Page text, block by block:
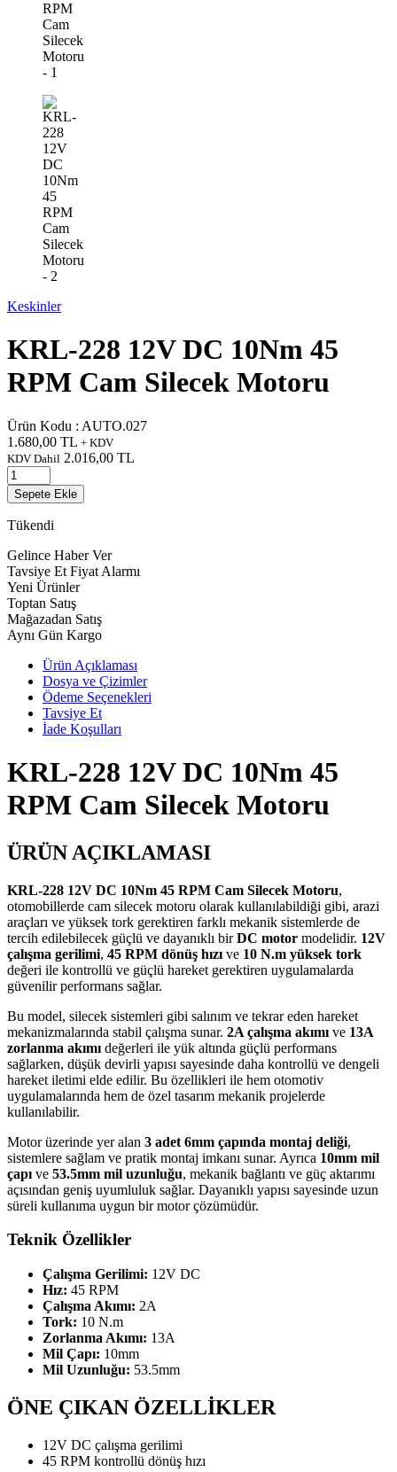
Keskinler
KRL-228 12V DC 10Nm 45
RPM Cam Silecek Motoru
Ürün Kodu : AUTO.027
1.680,00 TL + KDV
KDV Dahil 2.016,00 TL
Sepete Ekle
Tükendi
Gelince Haber Ver
Tavsiye Et Fiyat Alarmı
Yeni Ürünler
Toptan Satış
Mağazadan Satış
Aynı Gün Kargo
Ürün Açıklaması
Dosya ve Çizimler
Ödeme Seçenekleri
Tavsiye Et
İade Koşulları
KRL-228 12V DC 10Nm 45
RPM Cam Silecek Motoru
ÜRÜN AÇIKLAMASI
KRL-228 12V DC 10Nm 45 RPM Cam Silecek Motoru,
otomobillerde cam silecek motoru olarak kullanılabildiği gibi, arazi
araçları ve yüksek tork gerektiren farklı mekanik sistemlerde de
tercih edilebilecek güçlü ve dayanıklı birDC motor modelidir. 12V
çalışma gerilimi, 45 RPM dönüş hızı ve 10 N.m yüksek tork
değeri ile kontrollü ve güçlü hareket gerektiren uygulamalarda
güvenilir performans sağlar.
Bu model, silecek sistemleri gibi salınım ve tekrar eden hareket
mekanizmalarında stabil çalışma sunar. 2A çalışma akımı ve 13A
zorlanma akımı değerleri ile yük altında güçlü performans
sağlarken, düşük devirli yapısı sayesinde daha kontrollü ve dengeli
hareket iletimi elde edilir. Bu özellikleri ile hem otomotiv
uygulamalarında hem de özel tasarım mekanik projelerde
kullanılabilir.
Motor üzerinde yer alan 3 adet 6mm çapında montaj deliği,
sistemlere sağlam ve pratik montaj imkanı sunar. Ayrıca 10mm mil
çapı ve 53.5mm mil uzunluğu, mekanik bağlantı ve güç aktarımı
açısından geniş uyumluluk sağlar. Dayanıklı yapısı sayesinde uzun
süreli kullanıma uygun bir motor çözümüdür.
Teknik Özellikler
Çalışma Gerilimi: 12V DC
Hız: 45 RPM
Çalışma Akımı: 2A
Tork: 10 N.m
Zorlanma Akımı: 13A
Mil Çapı: 10mm
Mil Uzunluğu: 53.5mm
ÖNE ÇIKAN ÖZELLİKLER
12V DC çalışma gerilimi
45 RPM kontrollü dönüş hızı